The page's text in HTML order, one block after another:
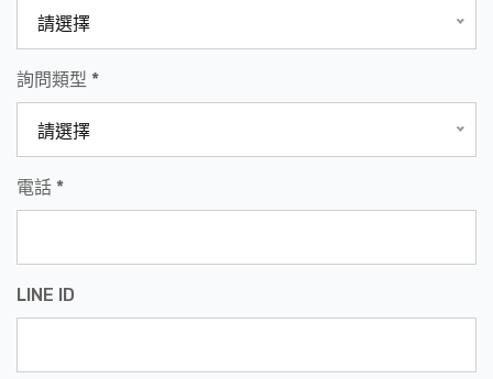
請選擇
詢問類型 *
請選擇
電話 *
LINE ID